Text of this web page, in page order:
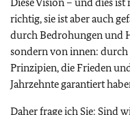
richtig, sie ist aber auch
durch Bedrohungen und
sondern von innen:
Prinzipien, die Frieden
Jahrzehnte garantiert
Daher frage ich Sie: Sind